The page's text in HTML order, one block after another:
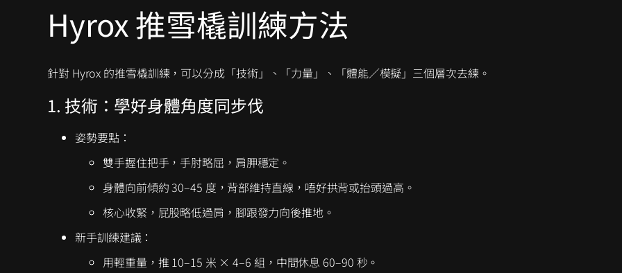
Hyrox 推雪橇訓練方法
針對 Hyrox 的推雪橇訓練，可以分成「技術」、「力量」、「體能／模擬」三個層次去練。
1. 技術：學好身體角度同步伐
姿勢要點：
雙手握住把手，手肘略屈，肩胛穩定。
身體向前傾約 30–45 度，背部維持直線，唔好拱背或抬頭過高。
核心收緊，屁股略低過肩，腳跟發力向後推地。
新手訓練建議：
用輕重量，推 10–15 米 × 4–6 組，中間休息 60–90 秒。